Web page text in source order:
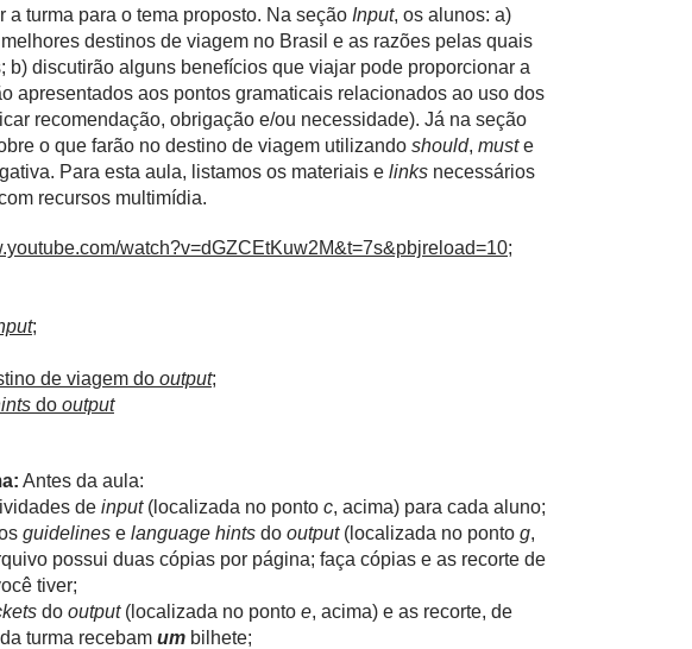
turma para o tema proposto. Na seção Input, os alunos: a)
destinos de viagem no Brasil e as razões pelas quais
b) discutirão alguns benefícios que viajar pode proporcionar a
apresentados aos pontos gramaticais relacionados ao uso dos
recomendação, obrigação e/ou necessidade). Já na seção
o que farão no destino de viagem utilizando should, muste
Para esta aula, listamos os materiais e links necessários
recursos multimídia.
watch?v=dGZCEtKuw2M&t=7s&pbjreload=10;
;
de viagem do output;
do output
Antes da aula:
de input(localizada no ponto c, acima) para cada aluno;
guidelines e language hints do output(localizada no ponto g,
possui duas cópias por página; faça cópias e as recorte de
tiver;
do output(localizada no ponto e, acima) e as recorte, de
turma recebam um bilhete;